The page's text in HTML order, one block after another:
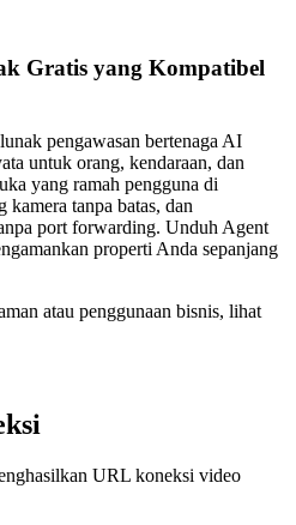
Gratis yang Kompatibel
pengawasan bertenaga AI
untuk orang, kendaraan, dan
yang ramah pengguna di
kamera tanpa batas, dan
port forwarding. Unduh Agent
properti Anda sepanjang
atau penggunaan bisnis, lihat
URL koneksi video